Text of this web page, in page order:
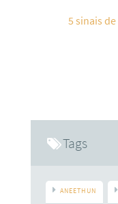
5 sinais
Tags
ANEETHUN